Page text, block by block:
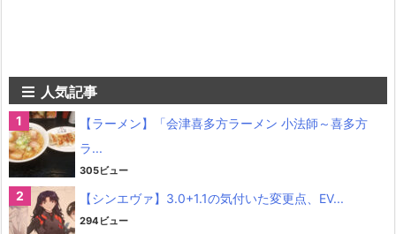
人気記事
【ラーメン】「会津喜多方ラーメン 小法師～喜多方
ラ...
305ビュー
【シンエヴァ】3.0+1.1の気付いた変更点、EV...
294ビュー